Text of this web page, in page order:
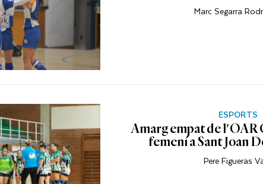
Marc Segarra
ESPORTS
Amarg empat de l'OAR
femení a Sant Joan
Pere Figueras